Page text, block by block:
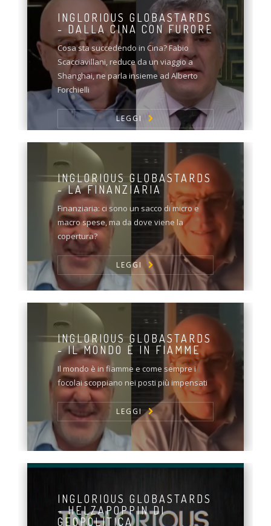
INGLORIOUS GLOBASTARDS
- DALLA CINA CON FURORE
Cosa sta succedendo in Cina? Fabio
Scacciavillani, reduce da un viaggio a
Shanghai, ne parla insieme ad Alberto
Forchielli
LEGGI
INGLORIOUS GLOBASTARDS
- LA FINANZIARIA
Finanziaria: ci sono un sacco di micro e
macro spese, ma da dove viene la
copertura?
LEGGI
INGLORIOUS GLOBASTARDS
- IL MONDO È IN FIAMME
Il mondo è in fiamme e come sempre i
focolai scoppiano nei posti più impensati
LEGGI
INGLORIOUS GLOBASTARDS
- HELZAPOPPIN DI
GEOPOLITICA